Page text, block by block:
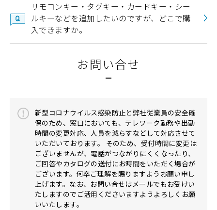
リモコンキー・タグキー・カードキー・シー
ルキーなどを追加したいのですが、どこで購
入できますか。
お問い合せ
新型コロナウイルス感染防止と弊社従業員の安全確
保のため、窓口においても、テレワーク勤務や出勤
時間の変更対応、人員を減らすなどして対応させて
いただいております。 そのため、受付時間に変更は
ございませんが、電話がつながりにくくなったり、
ご回答やカタログの送付にお時間をいただく場合が
ございます。何卒ご理解を賜りますようお願い申し
上げます。なお、お問い合せはメールでもお受けい
たしますのでご活用くださいますようよろしくお願
いいたします。